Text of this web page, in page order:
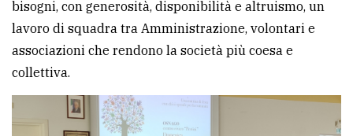
CERCA
bisogni, con generosità, disponibilità e altruismo, un
lavoro di squadra tra Amministrazione, volontari e
associazioni che rendono la società più coesa e
collettiva.